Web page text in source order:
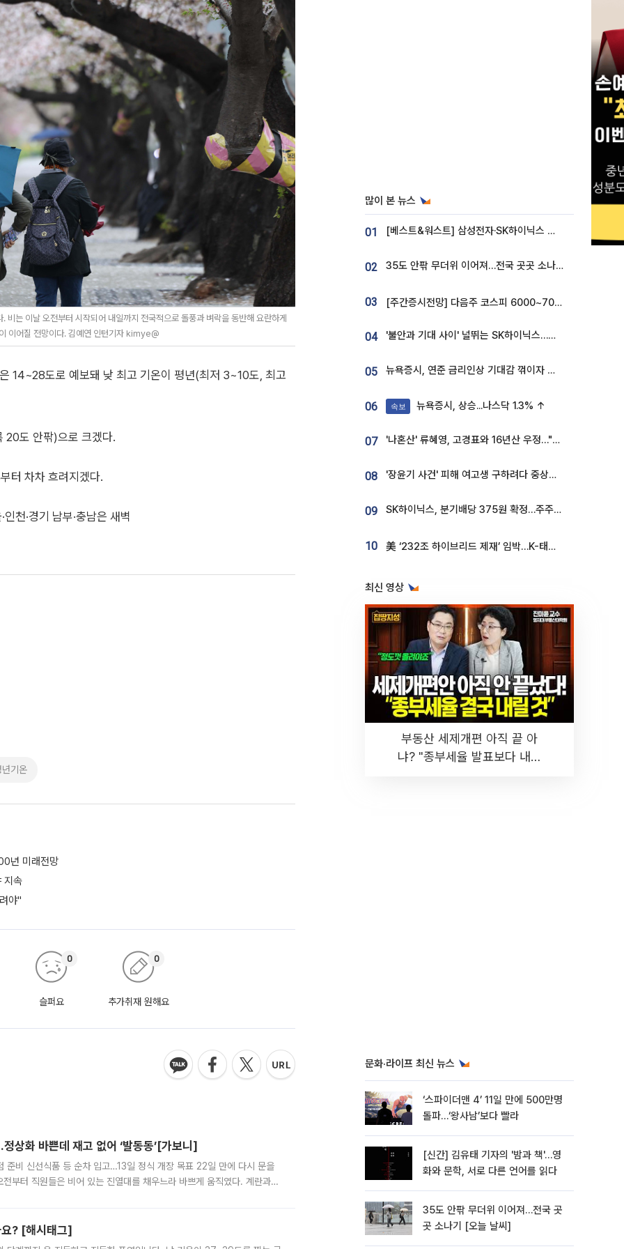
는 이날 오전부터 시작되어 내일까지 전국적으로 돌풍과 벼락을 동반해 요란하게
이어질 전망이다. 김예연 인턴기자 kimye@
14~28도로 예보돼 낮 최고 기온이 평년(최저 3~10도, 최고
20도 안팎)으로 크겠다.
터 차차 흐려지겠다.
천·경기 남부·충남은 새벽
기온
년 미래전망
지속
야"
슬퍼요
0
추가취재 원해요
0
상화 바쁜데 재고 없어 ‘발동동’[가보니]
준비 신선식품 등 순차 입고…13일 정식 개장 목표 22일 만에 다시 문을
부터 직원들은 비어 있는 진열대를 채우느라 바쁘게 움직였다. 계란과
? [해시태그]
많이 본 뉴스
01 [베스트&워스트] 삼성전자·SK하이닉스 밀린 한 주…상상인증권은 85% 급등
02 35도 안팎 무더위 이어져…전국 곳곳 소나기 [오늘 날씨]
03 [주간증시전망] 다음주 코스피 6000~7000⋯“外人 수급은 정책이 변수”
04 '불안과 기대 사이' 널뛰는 SK하이닉스…증권가 "HBM4·LTA 기반 펀터멘털 견고"
05 뉴욕증시, 연준 금리인상 기대감 꺾이자 상승...S&P500 사상 최고치 [종합]
06 속보 뉴욕증시, 상승...나스닥 1.3% ↑
07 '나혼산' 류혜영, 고경표와 16년산 우정…"자취방서 부모님과 마주쳐"
08 '장윤기 사건' 피해 여고생 구하려다 중상…고교생 의상자 지정
09 SK하이닉스, 분기배당 375원 확정…주주환원책 9월로 앞당겨 발표
10 美 ‘232조 하이브리드 제재’ 임박…K-태양광, 불확실성 털고 날개 다나
최신 영상
부동산 세제개편 아직 끝 아
냐? "종부세율 발표보다 내릴
문화·라이프 최신 뉴스
‘스파이더맨 4’ 11일 만에 500만명
돌파…‘왕사남’보다 빨라
[신간] 김유태 기자의 '밤과 책'…영
화와 문학, 서로 다른 언어를 읽다
35도 안팎 무더위 이어져…전국 곳
곳 소나기 [오늘 날씨]